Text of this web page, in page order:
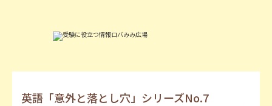
英語「意外と落とし穴」シリーズNo.7